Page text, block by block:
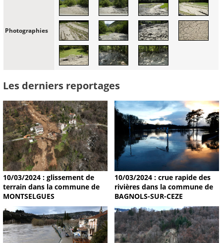
Photographies
Les derniers reportages
10/03/2024 : glissement de
terrain dans la commune de
MONTSELGUES
10/03/2024 : crue rapide des
rivières dans la commune de
BAGNOLS-SUR-CEZE